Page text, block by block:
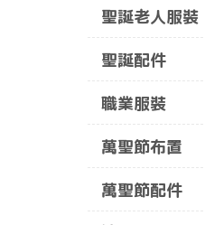
聖誕老人服裝
聖誕配件
職業服裝
萬聖節布置
萬聖節配件